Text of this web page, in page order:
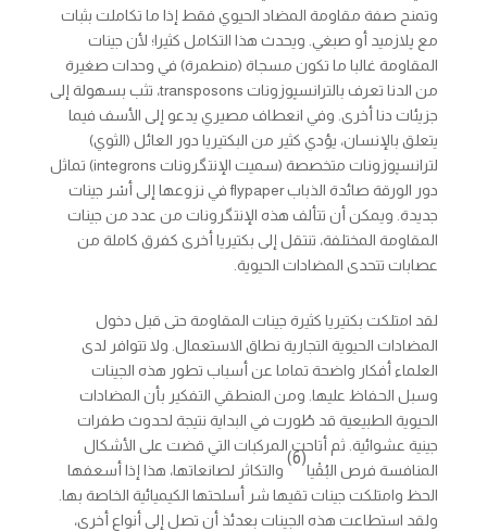
وتمنح صفة مقاومة المضاد الحيوي فقط إذا ما تكاملت بثبات
مع پلازميد أو صبغي. ويحدث هذا التكامل كثيرا؛ لأن جينات
المقاومة غالبا ما تكون مسجاة (منطمرة) في وحدات صغيرة
من الدنا تعرف بالترانسپوزونات transposons، تثب بسهولة إلى
جزيئات دنا أخرى. وفي انعطاف مصيري يدعو إلى الأسف فيما
يتعلق بالإنسان، يؤدي كثير من البكتيريا دور العائل (الثوي)
لترانسپوزونات متخصصة (سميت الإنتگرونات integrons) تماثل
دور الورقة صائدة الذبابflypaperفي نزوعها إلى أسْر جينات
جديدة. ويمكن أن تتألف هذه الإنتگرونات من عدد من جينات
المقاومة المختلفة، تنتقل إلى بكتيريا أخرى كفرق كاملة من
عصابات تتحدى المضادات الحيوية.
لقد امتلكت بكتيريا كثيرة جينات المقاومة حتى قبل دخول
المضادات الحيوية التجارية نطاق الاستعمال. ولا تتوافر لدى
العلماء أفكار واضحة تماما عن أسباب تطور هذه الجينات
وسبل الحفاظ عليها. ومن المنطقي التفكير بأن المضادات
الحيوية الطبيعية قد طُورت في البداية نتيجة لحدوث طفرات
جينية عشوائية. ثم أتاحت المركبات التي قضت على الأشكال
المنافسة فرص البُقْيا
(6)
والتكاثر لصانعاتها، هذا إذا أسعفها
الحظ وامتلكت جينات تقيها شر أسلحتها الكيميائية الخاصة بها.
ولقد استطاعت هذه الجينات بعدئذ أن تصل إلى أنواع أخرى،